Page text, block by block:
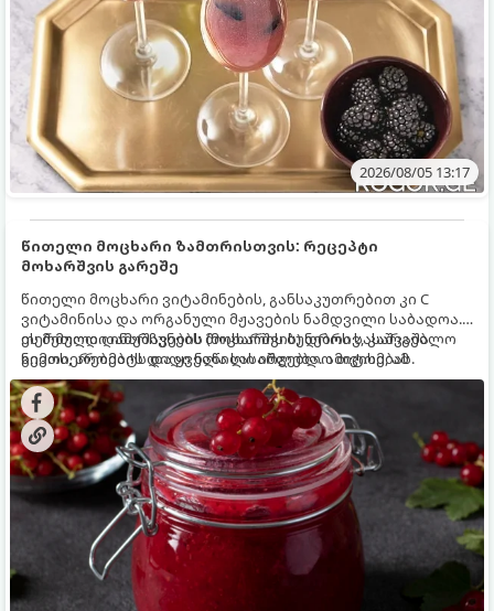
2026/08/05 13:17
წითელი მოცხარი ზამთრისთვის: რეცეპტი
მოხარშვის გარეშე
წითელი მოცხარი ვიტამინების, განსაკუთრებით კი C
ვიტამინისა და ორგანული მჟავების ნამდვილი საბადოა.
თერმული დამუშავების (მოხარშვის) დროს სასარგებლო
ნივთიერებების დიდი ნაწილი იშლება. ამიტომ, ამ
კენკრის ზამთრისთვის შესანახად საუკეთესო გზა
„ცოცხალი ჯემის“ მომზადებაა - მოხარშვის გარეშე.
ეს მეთოდი ინარჩუნებს მოცხარის ბუნებრივ, კაშკაშა
გემოს, არომატს და ყველა სასარგებლო თვისებას.